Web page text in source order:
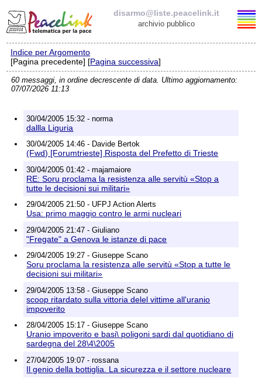
disarmo@liste.peacelink.it
archivio pubblico
Elenco delle liste
disarmo@liste.peacelink.it
Richieste di rimozione
Indice per Argomento
[Pagina precedente] [Pagina successiva]
60 messaggi, in ordine decrescente di data. Ultimo aggiornamento:
07/07/2026 11:13
30/04/2005 15:32 - norma
dallla Liguria
30/04/2005 14:46 - Davide Bertok
(Fwd) [Forumtrieste] Risposta del Prefetto di Trieste
30/04/2005 01:42 - majamaiore
RE: Soru proclama la resistenza alle servitù «Stop a
tutte le decisioni sui militari»
29/04/2005 21:50 - UFPJ Action Alerts
Usa: primo maggio contro le armi nucleari
29/04/2005 21:47 - Giuliano
"Fregate" a Genova le istanze di pace
29/04/2005 19:27 - Giuseppe Scano
Soru proclama la resistenza alle servitù «Stop a tutte le
decisioni sui militari»
29/04/2005 13:58 - Giuseppe Scano
scoop ritardato sulla vittoria delel vittime all'uranio
impoverito
28/04/2005 15:17 - Giuseppe Scano
Uranio impoverito e basi\ poligoni sardi dal quotidiano di
sardegna del 28\4\2005
27/04/2005 19:07 - rossana
Il genio della bottiglia. La sicurezza e il settore nucleare